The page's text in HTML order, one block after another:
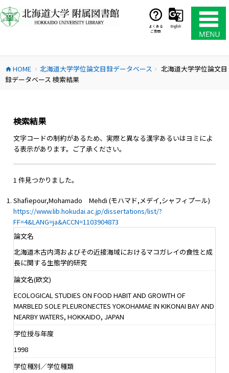
ン
テ
ス
キ
よくある
ご質問
English
home HOME chevron_right 北海道大学学位論文目録データベース chevron_right
北海道大学学位論文目
録データベース 検索結果
検索結果
文字コードの制約があるため、実際と異なる漢字あるいはヨミによ
る表示があります。ご了承ください。
1 件見つかりました。
Shafiepour,Mohamado Mehdi (モハマド,メデイ,シャフィプール)
https://www.lib.hokudai.ac.jp/dissertations/list/?
FF=4&LANG=ja&ACCN=1103904873
論文名
北海道木古内湾およびその近接海域におけるマコガレイの食性と成
長に関する生態学的研究
論文名(欧文)
ECOLOGICAL STUDIES ON FOOD HABIT AND GROWTH OF
MARBLED SOLE PLEURONECTES YOKOHAMAE IN KIKONAI BAY AND
NEARBY WATERS, HOKKAIDO, JAPAN
学位授与年度
1998
学位種別／学位種類